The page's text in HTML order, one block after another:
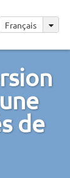
Français
de